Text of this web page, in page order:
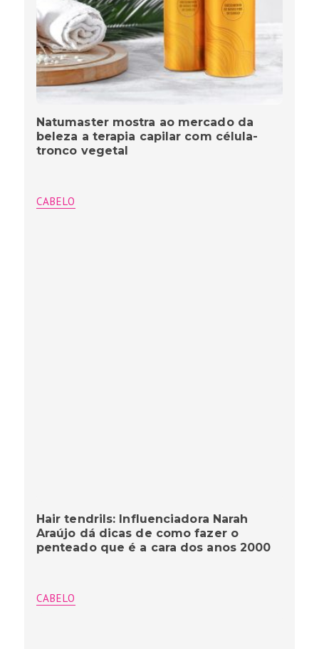
Natumaster mostra ao mercado da
beleza a terapia capilar com célula-
tronco vegetal
CABELO
Hair tendrils: Influenciadora Narah
Araújo dá dicas de como fazer o
penteado que é a cara dos anos 2000
CABELO